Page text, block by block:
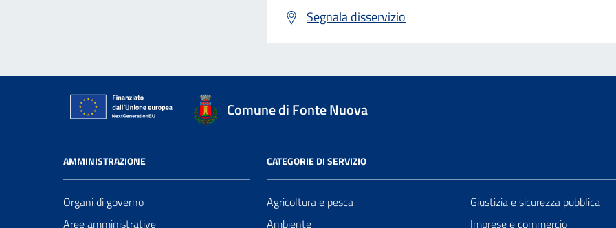
Segnala disservizio
Comune di Fonte Nuova
AMMINISTRAZIONE
Organi di governo
Aree amministrative
CATEGORIE DI SERVIZIO
Agricoltura e pesca
Ambiente
Giustizia e sicurezza pubblica
Imprese e commercio